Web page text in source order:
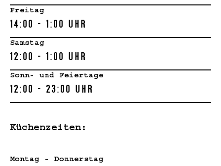
Freitag
14:00 - 1:00 Uhr
Samstag
12:00 - 1:00 Uhr
Sonn- und Feiertage
12:00 - 23:00 Uhr
Küchenzeiten:
Montag - Donnerstag